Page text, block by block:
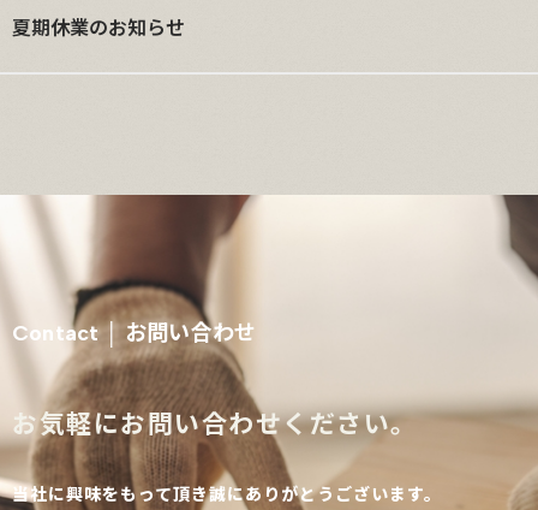
夏期休業のお知らせ
Contact │ お問い合わせ
お気軽にお問い合わせください。
当社に興味をもって頂き誠にありがとうございます。